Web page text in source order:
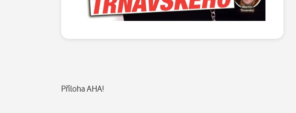
Příloha AHA!